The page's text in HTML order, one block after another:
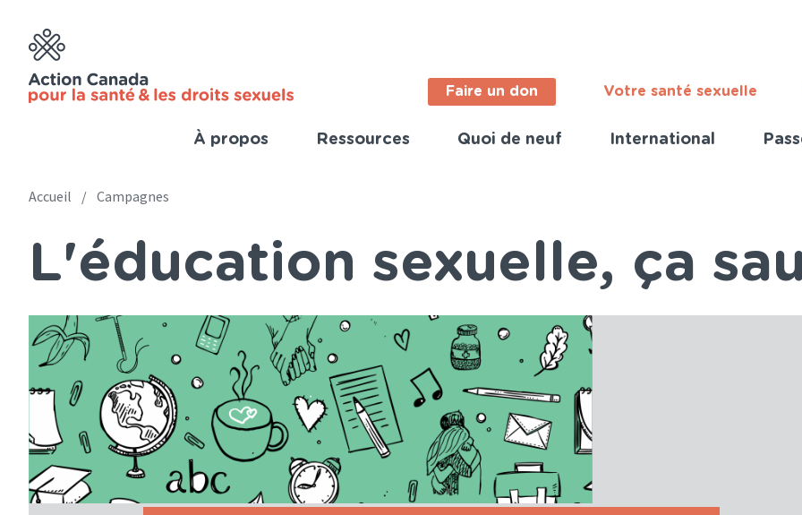
content
(French)
Faire un don Votre santé sexuelle
navigation
À propos Ressources Quoi de neuf International
Breadcrumb
Accueil Campagnes
L'éducation sexuelle, ça